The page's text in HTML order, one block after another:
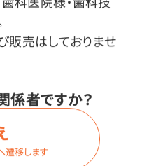
販売はしておりませ
係者ですか？
遷移します
。贈り物にしても喜ば
でシェアして食べやす